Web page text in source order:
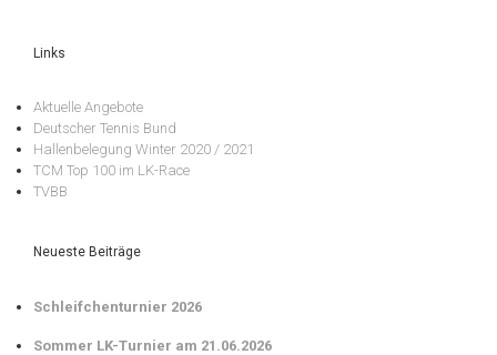
Links
Aktuelle Angebote
Deutscher Tennis Bund
Hallenbelegung Winter 2020 / 2021
TCM Top 100 im LK-Race
TVBB
Neueste Beiträge
Schleifchenturnier 2026
Sommer LK-Turnier am 21.06.2026